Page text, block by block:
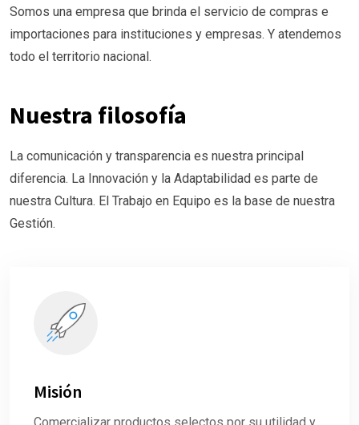
Somos una empresa que brinda el servicio de compras e
importaciones para instituciones y empresas. Y atendemos
todo el territorio nacional.
Nuestra filosofía
La comunicación y transparencia es nuestra principal
diferencia. La Innovación y la Adaptabilidad es parte de
nuestra Cultura. El Trabajo en Equipo es la base de nuestra
Gestión.
Misión